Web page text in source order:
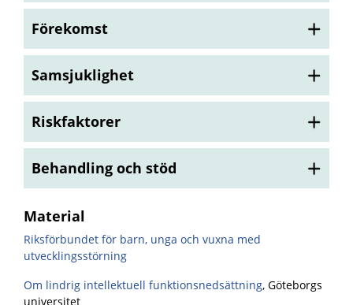
Förekomst
Samsjuklighet
Riskfaktorer
Behandling och stöd
Material
Riksförbundet för barn, unga och vuxna med
utvecklingsstörning
Om lindrig intellektuell funktionsnedsättning, Göteborgs
universitet